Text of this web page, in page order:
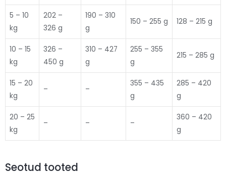
5 – 10
kg
202 –
326 g
190 – 310
g
150 – 255 g 128 – 215 g
10 – 15
kg
326 –
450 g
310 – 427
g
255 – 355
g
215 – 285 g
15 – 20
kg
– –
355 – 435
g
285 – 420
g
20 – 25
kg
– – –
360 – 420
g
Seotud tooted